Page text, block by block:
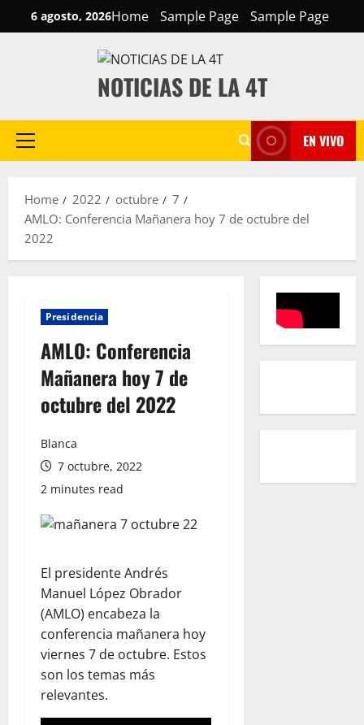
to
6 agosto, 2026Home Sample Page Sample Page
NOTICIAS DE LA 4T
Primary
EN VIVO
Home 2022 octubre
7
AMLO: Conferencia Mañanera hoy 7 de octubre del
2022
Presidencia
AMLO: Conferencia
Mañanera hoy 7 de
octubre del 2022
Blanca
7 octubre, 2022
2 minutes read
El presidente Andrés
Manuel López Obrador
(AMLO) encabeza la
conferencia mañanera hoy
viernes 7 de octubre. Estos
son los temas más
relevantes.